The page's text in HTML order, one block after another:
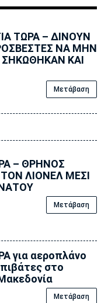
ΤΩΡΑ – ΔΙΝΟΥΝ
ΝΑ ΜΗΝ
ΣΗΚΩΘΗΚΑΝ ΚΑΙ
Μετάβαση
– ΘΡΗΝΟΣ
ΛΙΟΝΕΛ ΜΕΣΙ
Μετάβαση
για αεροπλάνο
στο
Μετάβαση